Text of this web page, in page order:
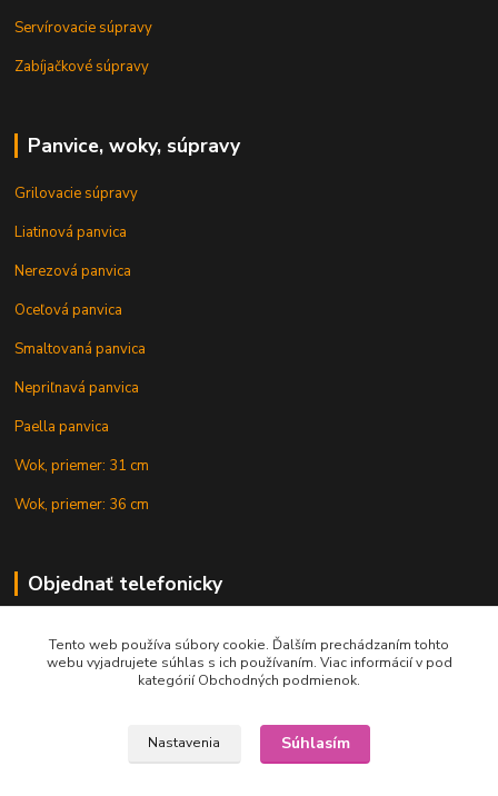
Servírovacie súpravy
Zabíjačkové súpravy
Panvice, woky, súpravy
Grilovacie súpravy
Liatinová panvica
Nerezová panvica
Oceľová panvica
Smaltovaná panvica
Nepriľnavá panvica
Paella panvica
Wok, priemer: 31 cm
Wok, priemer: 36 cm
Objednať telefonicky
+421 902 212 007
Tento web používa súbory cookie. Ďalším prechádzaním tohto
webu vyjadrujete súhlas s ich používaním. Viac informácií v pod
kategórií Obchodných podmienok.
Nastavenia Súhlasím